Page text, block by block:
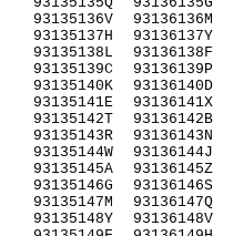
93135136V
93135137H
93135138L
93135139C
93135140K
93135141E
93135142T
93135143R
93135144W
93135145A
93135146G
93135147M
93135148Y
93136136M
93136137Y
93136138F
93136139P
93136140D
93136141X
93136142B
93136143N
93136144J
93136145Z
93136146S
93136147Q
93136148V